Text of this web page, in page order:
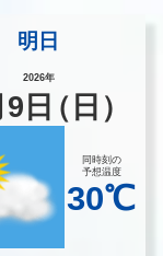
明日
2026年
9 日（日）
同時刻の
予想温度
30℃